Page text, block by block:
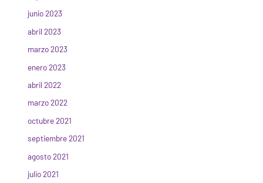
junio 2023
abril 2023
marzo 2023
enero 2023
abril 2022
marzo 2022
octubre 2021
septiembre 2021
agosto 2021
julio 2021